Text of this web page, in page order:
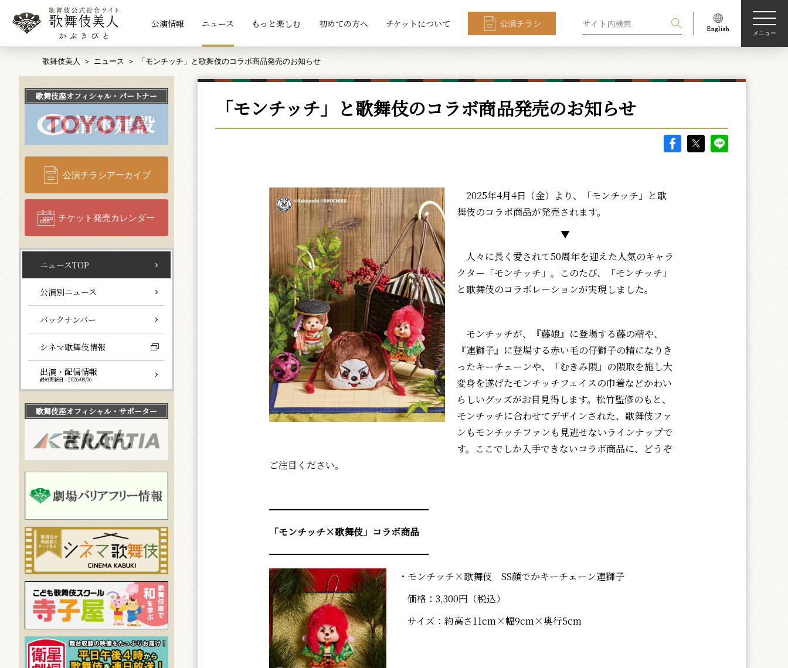
公演情報 ニュース もっと楽しむ 初めての方へ チケットについて 公演チラシ
メニュー
歌舞伎美人 ニュース 「モンチッチ」と歌舞伎のコラボ商品発売のお知らせ
「モンチッチ」と歌舞伎のコラボ商品発売のお知らせ
2025年4月4日（金）より、「モンチッチ」と歌
舞伎のコラボ商品が発売されます。
▼
人々に長く愛されて50周年を迎えた人気のキャラ
クター「モンチッチ」。このたび、「モンチッチ」
と歌舞伎のコラボレーションが実現しました。
モンチッチが、『藤娘』に登場する藤の精や、
『連獅子』に登場する赤い毛の仔獅子の精になりき
ったキーチェーンや、「むきみ隈」の隈取を施し大
変身を遂げたモンチッチフェイスの巾着などかわい
らしいグッズがお目見得します。松竹監修のもと、
モンチッチに合わせてデザインされた、歌舞伎ファ
ンもモンチッチファンも見逃せないラインナップで
す。ここでしか入手できないコラボ商品に、どうぞ
ご注目ください。
━━━━━━━━━━━━━━━━━
「モンチッチ×歌舞伎」コラボ商品
━━━━━━━━━━━━━━━━━
・モンチッチ×歌舞伎 SS顔でかキーチェーン連獅子
価格：3,300円（税込）
サイズ：約高さ11cm×幅9cm×奥行5cm
歌舞伎座オフィシャル・パートナー
公演チラシアーカイブ
チケット発売カレンダー
ニュースTOP
公演別ニュース
バックナンバー
シネマ歌舞伎情報
出演・配信情報
最終更新日：2026/08/06
歌舞伎座オフィシャル・サポーター